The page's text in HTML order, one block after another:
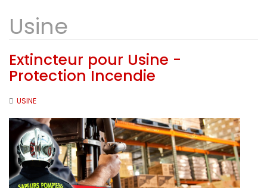
Usine
Extincteur pour Usine -
Protection Incendie
USINE